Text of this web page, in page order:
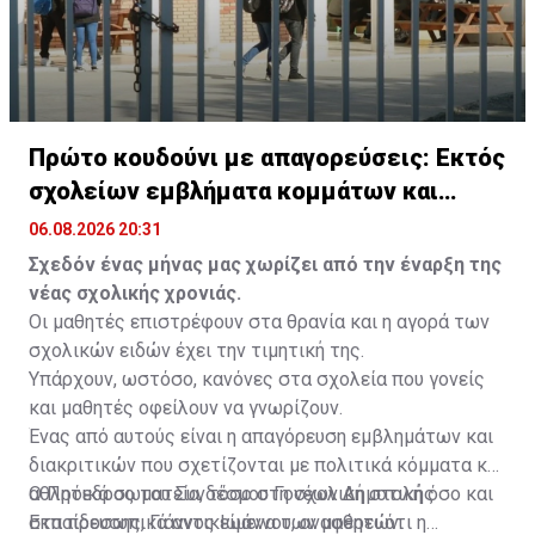
Πρώτο κουδούνι με απαγορεύσεις: Εκτός
σχολείων εμβλήματα κομμάτων και
ομάδων
06.08.2026 20:31
Σχεδόν ένας μήνας μας χωρίζει από την έναρξη της
νέας σχολικής χρονιάς.
Οι μαθητές επιστρέφουν στα θρανία και η αγορά των
σχολικών ειδών έχει την τιμητική της.
Υπάρχουν, ωστόσο, κανόνες στα σχολεία που γονείς
και μαθητές οφείλουν να γνωρίζουν.
Ένας από αυτούς είναι η απαγόρευση εμβλημάτων και
διακριτικών που σχετίζονται με πολιτικά κόμματα και
αθλητικά σωματεία, τόσο στη σχολική στολή όσο και
στα προσωπικά αντικείμενα των μαθητών.
Ο Πρόεδρος του Συνδέσμου Γονέων Δημοτικής
Εκπαίδευσης, Γιάννος Ιωάννου, αναφέρει ότι η